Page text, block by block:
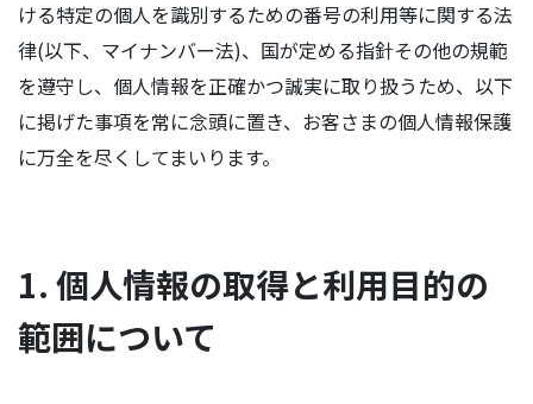
ける特定の個人を識別するための番号の利用等に関する法
律(以下、マイナンバー法)、国が定める指針その他の規範
を遵守し、個人情報を正確かつ誠実に取り扱うため、以下
に掲げた事項を常に念頭に置き、お客さまの個人情報保護
に万全を尽くしてまいります。
1. 個人情報の取得と利用目的の
範囲について